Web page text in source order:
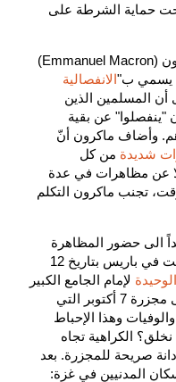
حماية الشرطة على
قال الرئيس الفرنسي إيمانويل ماكرون (Emmanuel Macron)
الانفصالية
أن المسلمين الذين
"ينفصلوا" عن بقية
وأضاف ماكرون أنّ
شديدة من كل
عن مظاهرات في عدة
تجنب ماكرون التكلم
الى حضور المظاهرة
المعارضة لمعادة السامية والتي حدثت في باريس بتاريخ 12
لإمام الجامع الكبير
في باريس، شمس الدين حافظ، على مجزرة 7 أكتوبر التي
وهذا الإحباط
الكراهية تجاه
صريحة للمجزرة. بعد
المدنيين في غزة: